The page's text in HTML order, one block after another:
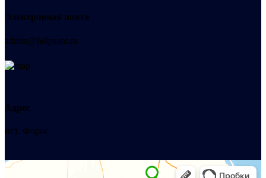
Электронная почта
admin@helpsant.ru
Адрес
пгт. Форос